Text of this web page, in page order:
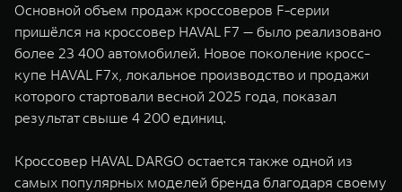
Основной объем продаж кроссоверов F-серии
пришёлся на кроссовер HAVAL F7 — было реализовано
более 23 400 автомобилей. Новое поколение кросс-
купе HAVAL F7x, локальное производство и продажи
которого стартовали весной 2025 года, показал
результат свыше 4 200 единиц.
Кроссовер HAVAL DARGO остается также одной из
самых популярных моделей бренда благодаря своему